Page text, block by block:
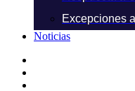
Excepciones
Noticias